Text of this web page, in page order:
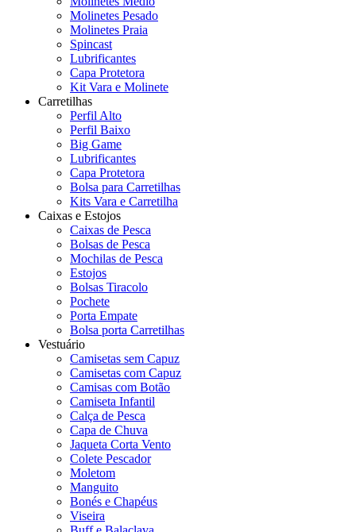
Molinetes Pesado
Molinetes Praia
Spincast
Lubrificantes
Capa Protetora
Kit Vara e Molinete
Carretilhas
Perfil Alto
Perfil Baixo
Big Game
Lubrificantes
Capa Protetora
Bolsa para Carretilhas
Kits Vara e Carretilha
Caixas e Estojos
Caixas de Pesca
Bolsas de Pesca
Mochilas de Pesca
Estojos
Bolsas Tiracolo
Pochete
Porta Empate
Bolsa porta Carretilhas
Vestuário
Camisetas sem Capuz
Camisetas com Capuz
Camisas com Botão
Camiseta Infantil
Calça de Pesca
Capa de Chuva
Jaqueta Corta Vento
Colete Pescador
Moletom
Manguito
Bonés e Chapéus
Viseira